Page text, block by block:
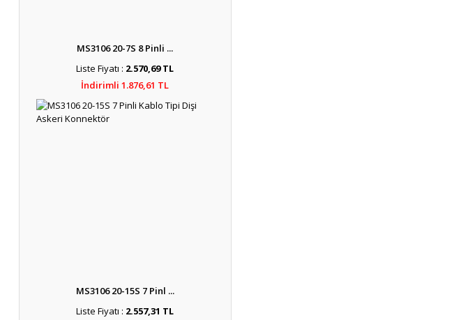
MS3106 20-7S 8 Pinli ...
Liste Fiyatı : 2.570,69 TL
İndirimli 1.876,61 TL
MS3106 20-15S 7 Pinl ...
Liste Fiyatı : 2.557,31 TL